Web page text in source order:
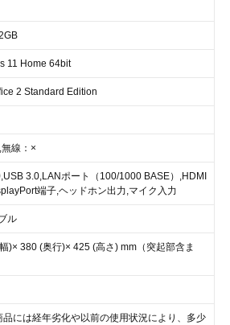
11 Home 64bit
2 Standard Edition
線：×
3.0,LANポート（100/1000 BASE）,HDMI
端子,ヘッドホン出力,マイク入力
ル
)× 380 (奥行)× 425 (高さ) mm（突起部含ま
には経年劣化や以前の使用状況により、多少